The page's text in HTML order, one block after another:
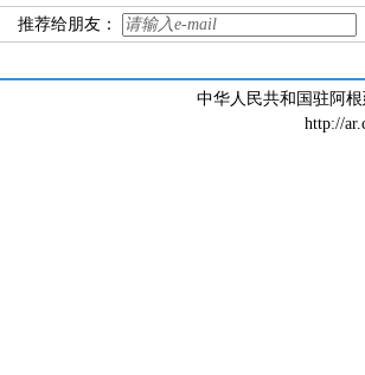
推荐给朋友：
中华人民共和国驻阿
http://